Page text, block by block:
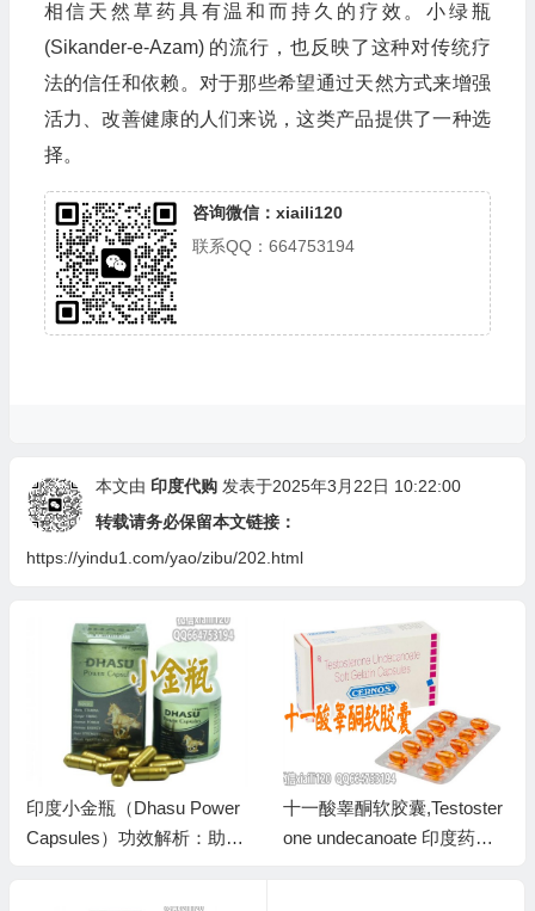
相信天然草药具有温和而持久的疗效。小绿瓶
(Sikander-e-Azam) 的流行，也反映了这种对传统疗
法的信任和依赖。对于那些希望通过天然方式来增强
活力、改善健康的人们来说，这类产品提供了一种选
择。
咨询微信：xiaili120
联系QQ：664753194
本文由 印度代购 发表于2025年3月22日 10:22:00
转载请务必保留本文链接：
https://yindu1.com/yao/zibu/202.html
印度小金瓶（Dhasu Power
Capsules）功效解析：助
十一酸睾酮软胶囊,Testoster
one undecanoate 印度药代